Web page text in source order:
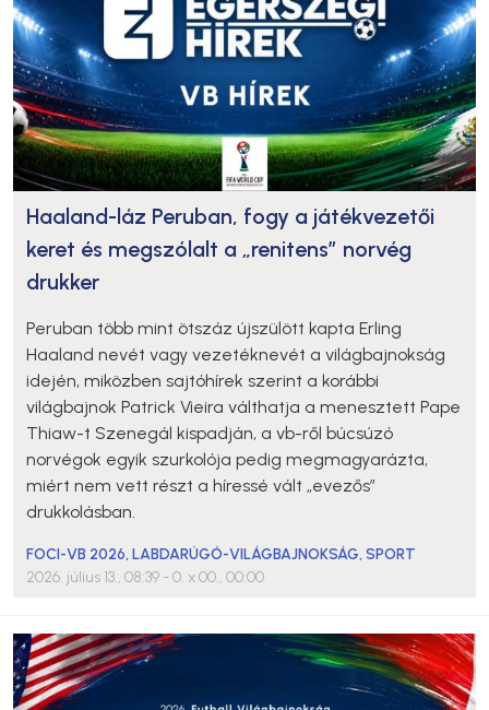
Haaland-láz Peruban, fogy a játékvezetői
keret és megszólalt a „renitens” norvég
drukker
Peruban több mint ötszáz újszülött kapta Erling
Haaland nevét vagy vezetéknevét a világbajnokság
idején, miközben sajtóhírek szerint a korábbi
világbajnok Patrick Vieira válthatja a menesztett Pape
Thiaw-t Szenegál kispadján, a vb-ről búcsúzó
norvégok egyik szurkolója pedig megmagyarázta,
miért nem vett részt a híressé vált „evezős”
drukkolásban.
FOCI-VB 2026,LABDARÚGÓ-VILÁGBAJNOKSÁG,SPORT
2026. július 13., 08:39 - 0. x 00., 00:00